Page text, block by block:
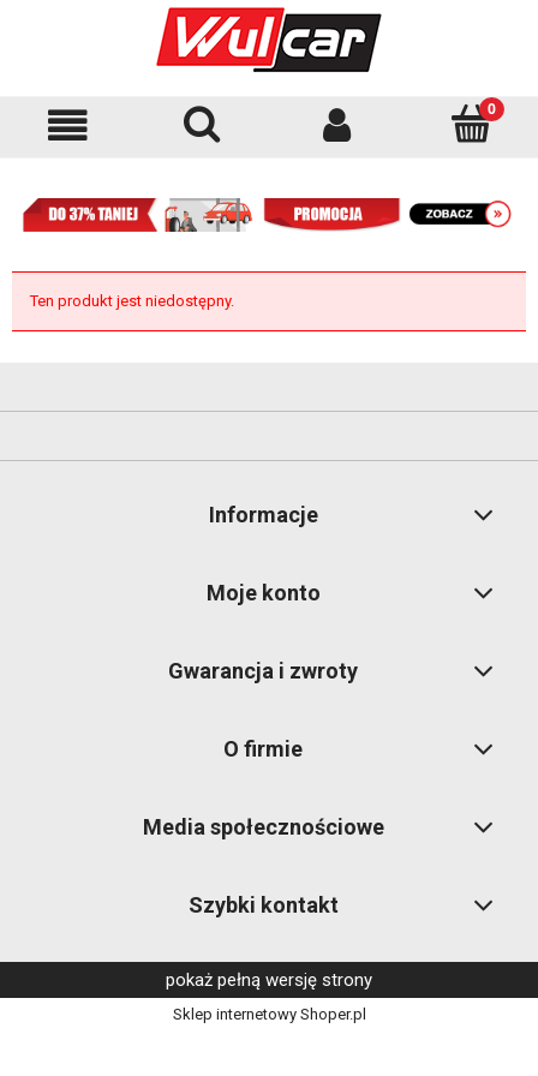
Ten produkt jest niedostępny.
Informacje
Moje konto
Gwarancja i zwroty
O firmie
Media społecznościowe
Szybki kontakt
pokaż pełną wersję strony
Sklep internetowy Shoper.pl